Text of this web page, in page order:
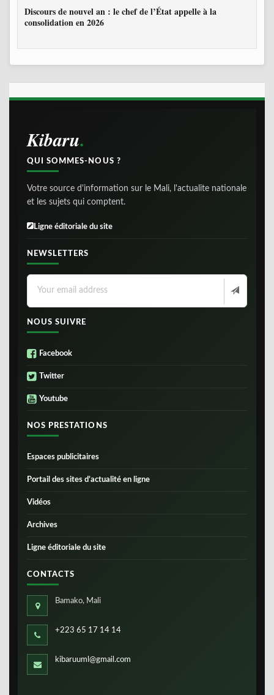
Discours de nouvel an : le chef de l’État appelle à la
consolidation en 2026
Kibaru
QUI SOMMES-NOUS ?
Votre source d'information sur le Mali, l'actualite nationale
et les sujets qui comptent.
Ligne éditoriale du site
NEWSLETTERS
NOUS SUIVRE
Facebook
Twitter
Youtube
NOS PRESTATIONS
Espaces publicitaires
Portail des sites d’actualité en ligne
Vidéos
Archives
Ligne éditoriale du site
CONTACTS
Bamako, Mali
+223 65 17 14 14
kibaruuml@gmail.com